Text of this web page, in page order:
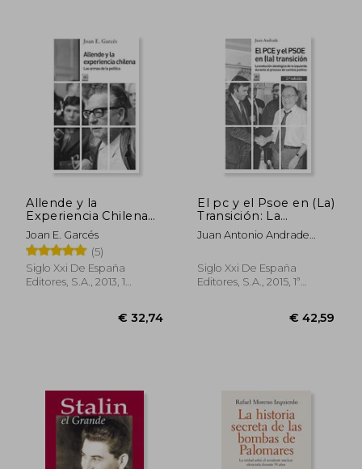
Allende y la
Experiencia Chilena
(in Spanish)
Joan E. Garcés
(5)
Siglo Xxi De España
Editores, S.A., 2013, 1
El pc y el Psoe en (La)
Transición: La
Evolución Ideológica
de la Izquierda
de Cambio Político
(in Spanish)
Juan Antonio Andrade
Siglo Xxi De España
Editores, S.A., 2015, 1ª